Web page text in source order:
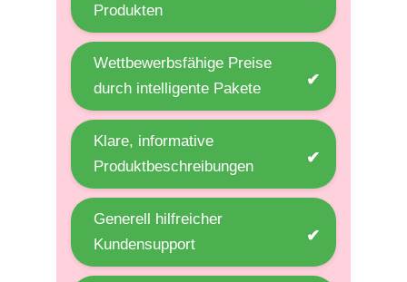
Produkten
Wettbewerbsfähige Preise
durch intelligente Pakete
✔
Klare, informative
Produktbeschreibungen
✔
Generell hilfreicher
Kundensupport
✔